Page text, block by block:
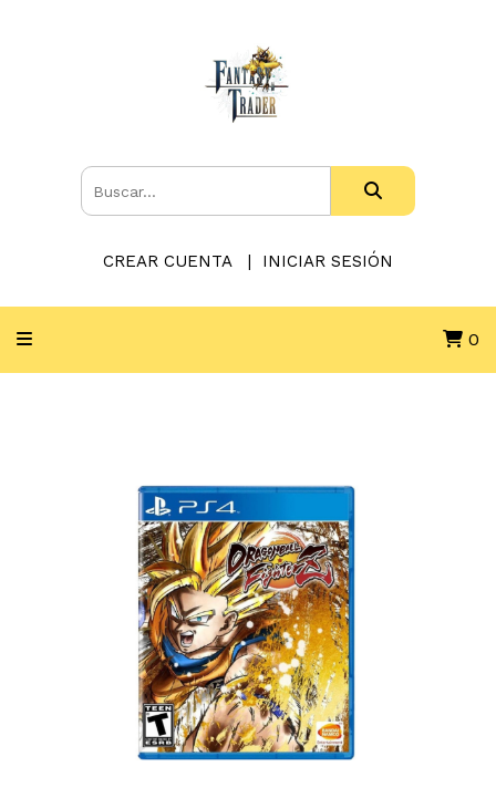
CREAR CUENTA INICIAR SESIÓN
0